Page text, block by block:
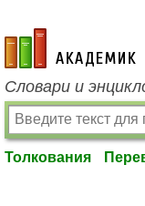
academic.ru
Словари и
Толкования